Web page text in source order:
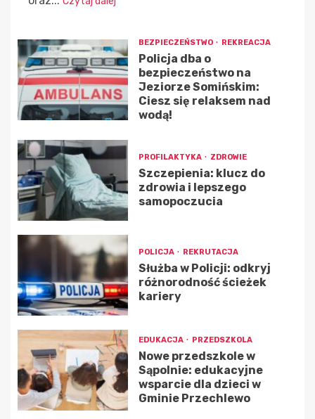
BEZPIECZEŃSTWO REKREACJA
Policja dba o
bezpieczeństwo na
Jeziorze Somińskim:
Ciesz się relaksem nad
wodą!
PROFILAKTYKA ZDROWIE
Szczepienia: klucz do
zdrowia i lepszego
samopoczucia
POLICJA REKRUTACJA
Służba w Policji: odkryj
różnorodność ścieżek
kariery
EDUKACJA PRZEDSZKOLA
Nowe przedszkole w
Sąpolnie: edukacyjne
wsparcie dla dzieci w
Gminie Przechlewo